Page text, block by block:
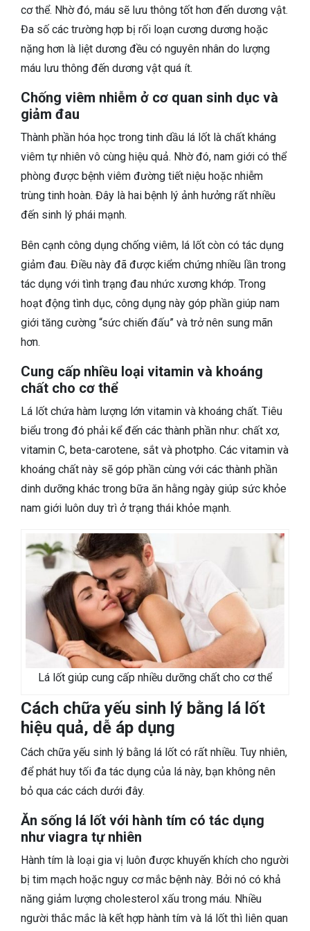
cơ thể. Nhờ đó, máu sẽ lưu thông tốt hơn đến dương vật.
Đa số các trường hợp bị rối loạn cương dương hoặc
nặng hơn là liệt dương đều có nguyên nhân do lượng
máu lưu thông đến dương vật quá ít.
Chống viêm nhiễm ở cơ quan sinh dục và
giảm đau
Thành phần hóa học trong tinh dầu lá lốt là chất kháng
viêm tự nhiên vô cùng hiệu quả. Nhờ đó, nam giới có thể
phòng được bệnh viêm đường tiết niệu hoặc nhiễm
trùng tinh hoàn. Đây là hai bệnh lý ảnh hưởng rất nhiều
đến sinh lý phái mạnh.
Bên cạnh công dụng chống viêm, lá lốt còn có tác dụng
giảm đau. Điều này đã được kiểm chứng nhiều lần trong
tác dụng với tình trạng đau nhức xương khớp. Trong
hoạt động tình dục, công dụng này góp phần giúp nam
giới tăng cường “sức chiến đấu” và trở nên sung mãn
hơn.
Cung cấp nhiều loại vitamin và khoáng
chất cho cơ thể
Lá lốt chứa hàm lượng lớn vitamin và khoáng chất. Tiêu
biểu trong đó phải kể đến các thành phần như: chất xơ,
vitamin C, beta-carotene, sắt và photpho. Các vitamin và
khoáng chất này sẽ góp phần cùng với các thành phần
dinh dưỡng khác trong bữa ăn hằng ngày giúp sức khỏe
nam giới luôn duy trì ở trạng thái khỏe mạnh.
Lá lốt giúp cung cấp nhiều dưỡng chất cho cơ thể
Cách chữa yếu sinh lý bằng lá lốt
hiệu quả, dễ áp dụng
Cách chữa yếu sinh lý bằng lá lốt có rất nhiều. Tuy nhiên,
để phát huy tối đa tác dụng của lá này, bạn không nên
bỏ qua các cách dưới đây.
Ăn sống lá lốt với hành tím có tác dụng
như viagra tự nhiên
Hành tím là loại gia vị luôn được khuyến khích cho người
bị tim mạch hoặc nguy cơ mắc bệnh này. Bởi nó có khả
năng giảm lượng cholesterol xấu trong máu. Nhiều
người thắc mắc là kết hợp hành tím và lá lốt thì liên quan